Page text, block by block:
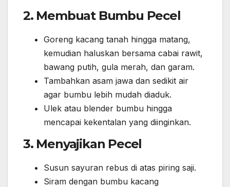
2. Membuat Bumbu Pecel
Goreng kacang tanah hingga matang,
kemudian haluskan bersama cabai rawit,
bawang putih, gula merah, dan garam.
Tambahkan asam jawa dan sedikit air
agar bumbu lebih mudah diaduk.
Ulek atau blender bumbu hingga
mencapai kekentalan yang diinginkan.
3. Menyajikan Pecel
Susun sayuran rebus di atas piring saji.
Siram dengan bumbu kacang